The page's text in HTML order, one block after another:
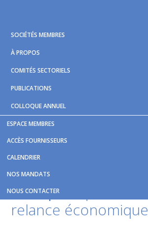
primary
navigation
main
content
footer
ESPACE MEMBRES
ACCÈS FOURNISSEURS
CALENDRIER
NOS MANDATS
NOUS CONTACTER
SOCIÉTÉS MEMBRES
À PROPOS
COMITÉS SECTORIELS
PUBLICATIONS
COLLOQUE ANNUEL
Vous êtes ici :Accueil
Les infrastructures de
transport
relance économique